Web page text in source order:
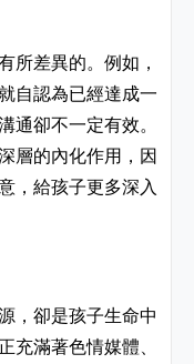
所差異的。例如，
自認為已經達成一
通卻不一定有效。
層的內化作用，因
，給孩子更多深入
，卻是孩子生命中
充滿著色情媒體、